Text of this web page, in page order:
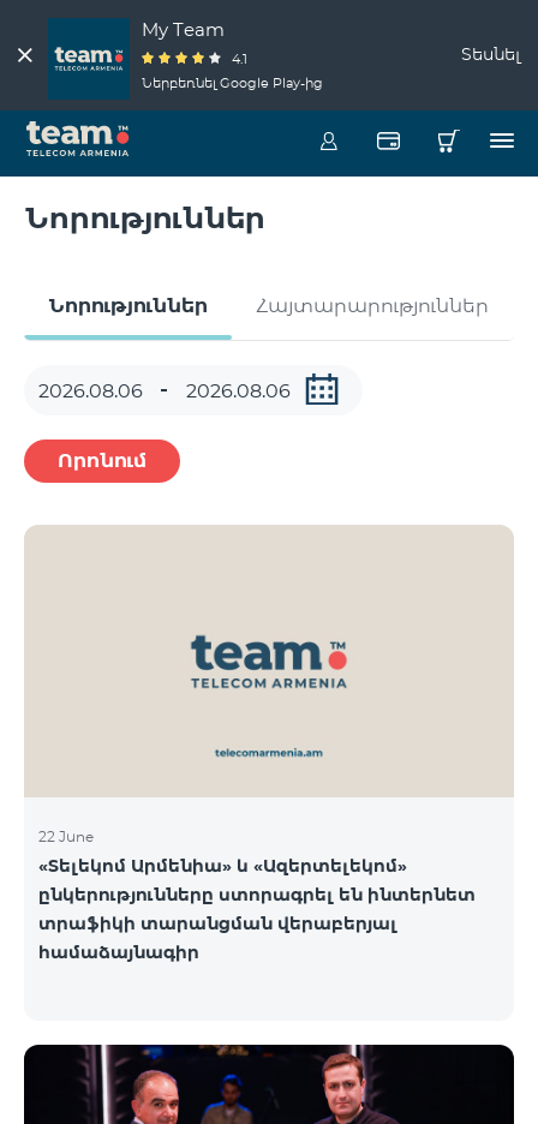
My Team
4.1
Ներբեռնել Google Play-ից
Տեսնել
Նորություններ
Նորություններ Հայտարարություններ
Որոնում
22 June
«Տելեկոմ Արմենիա» և «Ազերտելեկոմ»
ընկերությունները ստորագրել են ինտերնետ
տրաֆիկի տարանցման վերաբերյալ
համաձայնագիր